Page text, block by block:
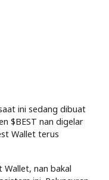
ini sedang dibuat
$BEST nan digelar
Wallet terus
Wallet, nan bakal